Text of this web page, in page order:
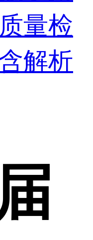
量检
解析